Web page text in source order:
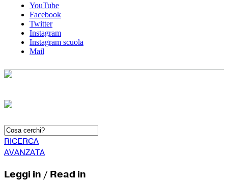
YouTube
Facebook
Twitter
Instagram
Instagram scuola
Mail
RICERCA
AVANZATA
Leggi in / Read in